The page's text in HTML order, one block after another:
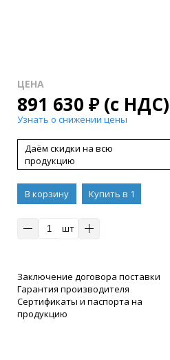
ЦЕНА
891 630 ₽(с НДС)
Узнать о снижении цены
Даём скидки на всю
продукцию
В корзину
Купить в 1
шт
Заключение договора поставки
Гарантия производителя
Сертификаты и паспорта на
продукцию